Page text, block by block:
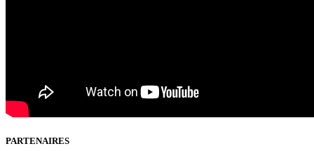
PARTENAIRES